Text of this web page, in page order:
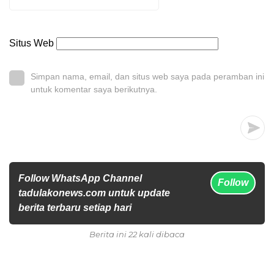
Situs Web
Simpan nama, email, dan situs web saya pada peramban ini
untuk komentar saya berikutnya.
Follow WhatsApp Channel
tadulakonews.com untuk update
berita terbaru setiap hari
Follow
Berita ini 22 kali dibaca